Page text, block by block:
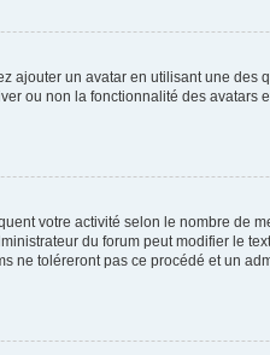
ajouter un avatar en utilisant une
ou non la fonctionnalité des
votre activité selon le nombre
du forum peut modifier le
ne toléreront pas ce procédé et un